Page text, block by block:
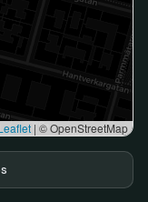
| © OpenStreetMap